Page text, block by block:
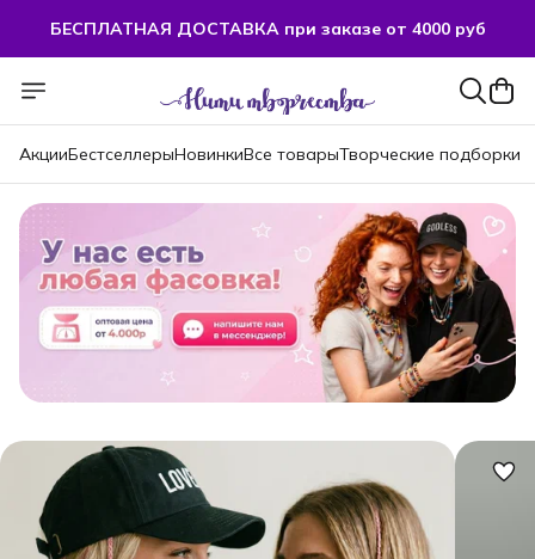
БЕСПЛАТНАЯ ДОСТАВКА при заказе от 4000 руб
БЕСПЛАТНАЯ ДОСТАВКА при заказе от 4000 руб
АкцииБестселлерыНовинкиВсе товарыТворческие подборки